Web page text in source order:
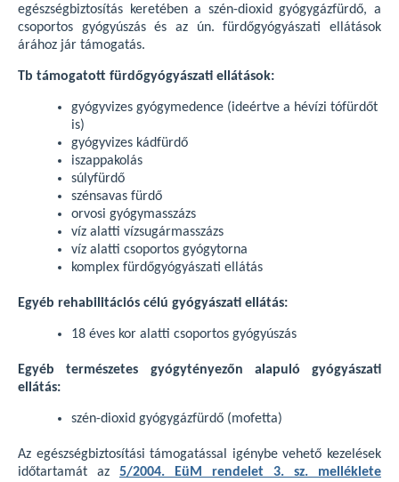
egészségbiztosítás keretében a szén-dioxid gyógygázfürdő, a
csoportos gyógyúszás és az ún. fürdőgyógyászati ellátások
árához jár támogatás.
Tb támogatott fürdőgyógyászati ellátások:
gyógyvizes gyógymedence (ideértve a hévízi tófürdőt
is)
gyógyvizes kádfürdő
iszappakolás
súlyfürdő
szénsavas fürdő
orvosi gyógymasszázs
víz alatti vízsugármasszázs
víz alatti csoportos gyógytorna
komplex fürdőgyógyászati ellátás
Egyéb rehabilitációs célú gyógyászati ellátás:
18 éves kor alatti csoportos gyógyúszás
Egyéb természetes gyógytényezőn alapuló gyógyászati
ellátás:
szén-dioxid gyógygázfürdő (mofetta)
Az egészségbiztosítási támogatással igénybe vehető kezelések
időtartamát az 5/2004. EüM rendelet 3. sz. melléklete